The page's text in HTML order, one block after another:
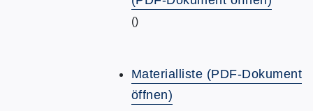
()
Materialliste (PDF-Dokument
öffnen)